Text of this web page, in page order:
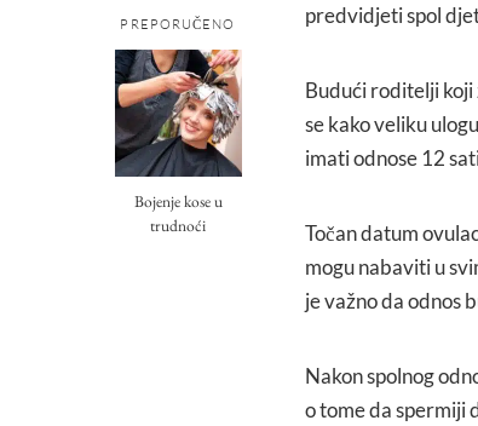
PREPORUČENO
Bojenje kose u
trudnoći
predvidjeti spol
Budući roditelji
se kako veliku
imati odnose 12
Točan datum
mogu nabaviti u
je važno da odnos
Nakon spolnog
o tome da spermiji